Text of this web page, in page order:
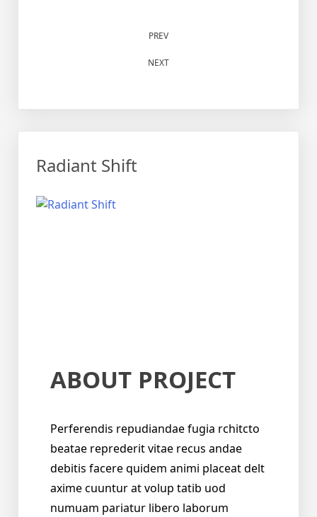
PREV
NEXT
Radiant Shift
ABOUT PROJECT
Perferendis repudiandae fugia rchitcto
beatae reprederit vitae recus andae
debitis facere quidem animi placeat delt
axime cuuntur at volup tatib uod
numuam pariatur libero laborum